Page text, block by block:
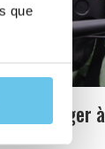
que
voyager